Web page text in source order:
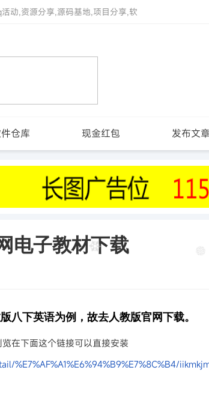
动,资源分享,源码基地,项目分享,软
仓库 现金红包 发布文章
电子教材下载
八下英语为例，故去人教版官网下载。
在下面这个链接可以直接安装